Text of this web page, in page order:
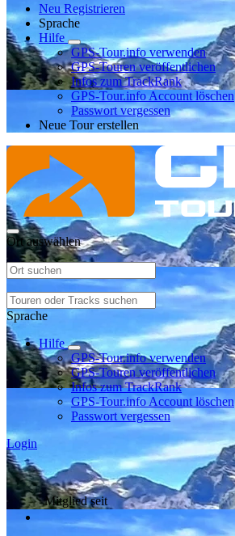
Neu Registrieren
Sprache
Hilfe
GPS-Tour.info verwenden
GPS-Touren veröffentlichen
Infos zum TrackRank
GPS-Tour.info Account löschen
Passwort vergessen
Neue Tour erstellen
Ort auswählen
Sprache
Hilfe
GPS-Tour.info verwenden
GPS-Touren veröffentlichen
Infos zum TrackRank
GPS-Tour.info Account löschen
Passwort vergessen
Login
Mitglied seit